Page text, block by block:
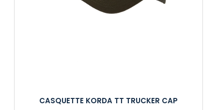
CASQUETTE KORDA TT TRUCKER CAP